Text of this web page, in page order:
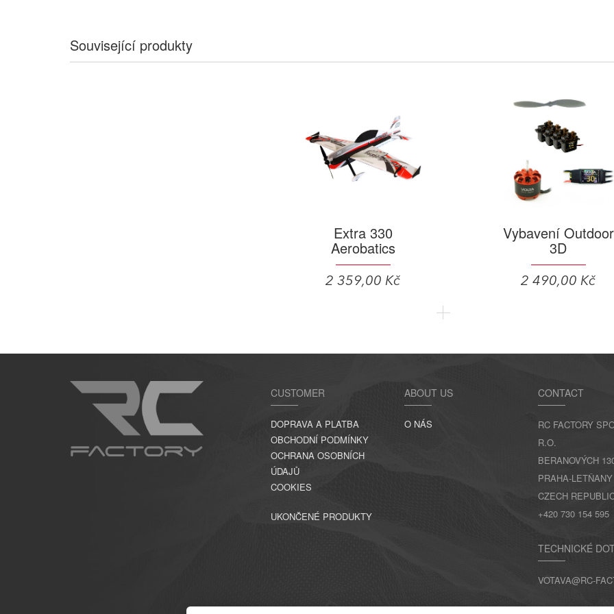
Související produkty
Extra 330
Aerobatics
2 359,00 Kč
Vybavení Outdoor
3D
2 490,00 Kč
CUSTOMER
DOPRAVA A PLATBA
OBCHODNÍ PODMÍNKY
OCHRANA OSOBNÍCH
ÚDAJŮ
COOKIES
UKONČENÉ PRODUKTY
ABOUT US
O NÁS
CONTACT
RC FACTORY
R.O.
BERANOVÝCH
PRAHA-LETŇANY
CZECH
+420 730 154 595
TECHNICKÉ
VOTAVA@RC-